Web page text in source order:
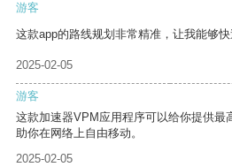
游客
这款app的路线规划非常精准，让我能够快
2025-02-05
游客
这款加速器VPM应用程序可以给你提供最
助你在网络上自由移动。
2025-02-05